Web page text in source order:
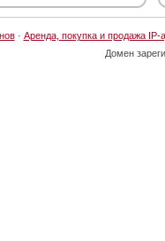
· Аренда, покупка и продажа IP-
Домен